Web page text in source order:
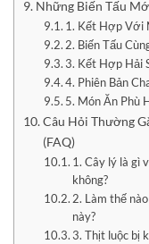
Những Biến Tấu
1. Kết Hợp Với
2. Biến Tấu
3. Kết Hợp Hải
4. Phiên Bản
5. Món Ăn Phù
Câu Hỏi Thường
(FAQ)
1. Cây lý là gì
không?
2. Làm thế
này?
3. Thịt luộc bị